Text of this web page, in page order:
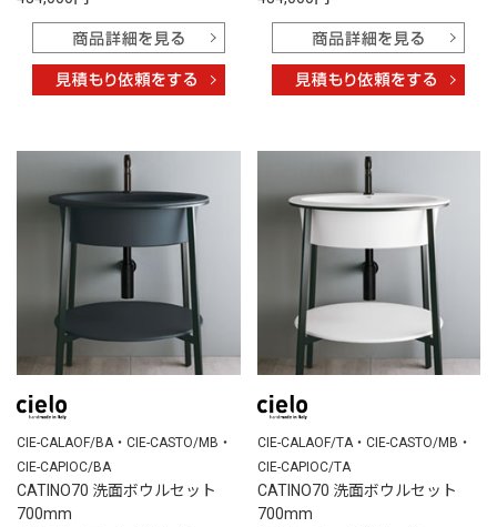
CIE-CALAOF/BA・CIE-CASTO/MB・
CIE-CAPIOC/BA
CATINO70 洗面ボウルセット
700mm
CIE-CALAOF/TA・CIE-CASTO/MB・
CIE-CAPIOC/TA
CATINO70 洗面ボウルセット
700mm